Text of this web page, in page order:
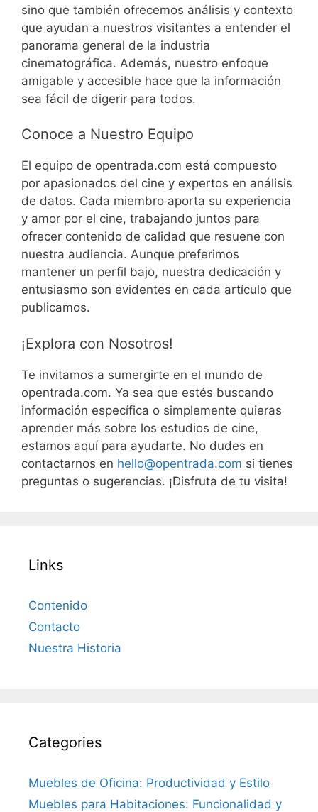
sino que también ofrecemos análisis y contexto
que ayudan a nuestros visitantes a entender el
panorama general de la industria
cinematográfica. Además, nuestro enfoque
amigable y accesible hace que la información
sea fácil de digerir para todos.
Conoce a Nuestro Equipo
El equipo de opentrada.com está compuesto
por apasionados del cine y expertos en análisis
de datos. Cada miembro aporta su experiencia
y amor por el cine, trabajando juntos para
ofrecer contenido de calidad que resuene con
nuestra audiencia. Aunque preferimos
mantener un perfil bajo, nuestra dedicación y
entusiasmo son evidentes en cada artículo que
publicamos.
¡Explora con Nosotros!
Te invitamos a sumergirte en el mundo de
opentrada.com. Ya sea que estés buscando
información específica o simplemente quieras
aprender más sobre los estudios de cine,
estamos aquí para ayudarte. No dudes en
contactarnos en hello@opentrada.com si tienes
preguntas o sugerencias. ¡Disfruta de tu visita!
Links
Contenido
Contacto
Nuestra Historia
Categories
Muebles de Oficina: Productividad y Estilo
Muebles para Habitaciones: Funcionalidad y